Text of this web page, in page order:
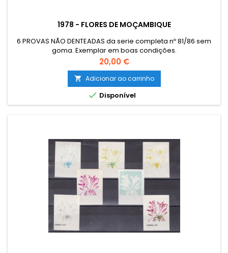
1978 - FLORES DE MOÇAMBIQUE
6 PROVAS NÃO DENTEADAS da serie completa nº 81/86 sem
goma. Exemplar em boas condições.
Preço
20,00 €
 Adicionar ao carrinho
 Disponível